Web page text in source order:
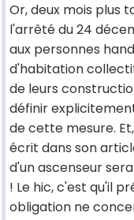
Or, deux mois plus
l'arrêté du 24
aux personnes
d'habitation
de leurs
définir
de cette mesure.
écrit dans son
d'un ascenseur
! Le hic, c'est qu'il
obligation ne